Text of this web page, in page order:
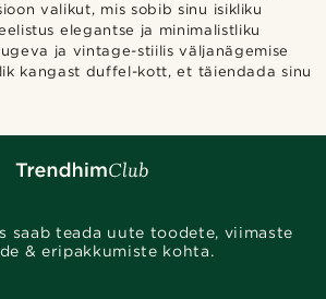
valikut, mis sobib sinu isikliku
elegantse ja minimalistliku
ja vintage-stiilis väljanägemise
kangast duffel-kott, et täiendada sinu
saab teada uute toodete, viimaste
& eripakkumiste kohta.